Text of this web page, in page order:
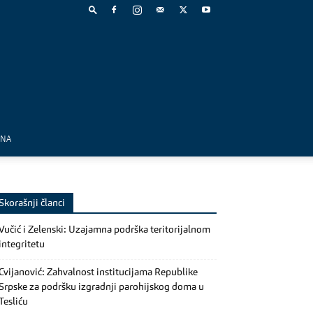
članci
i Zelenski: Uzajamna podrška teritorijalnom
Zahvalnost institucijama Republike
za podršku izgradnji parohijskog doma u